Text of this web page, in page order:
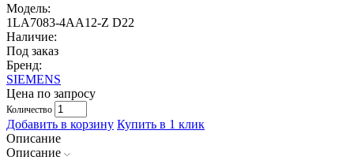
Модель:
1LA7083-4AA12-Z D22
Наличие:
Под заказ
Бренд:
SIEMENS
Цена по запросу
Количество
Добавить в корзину Купить в 1 клик
Описание
Описание